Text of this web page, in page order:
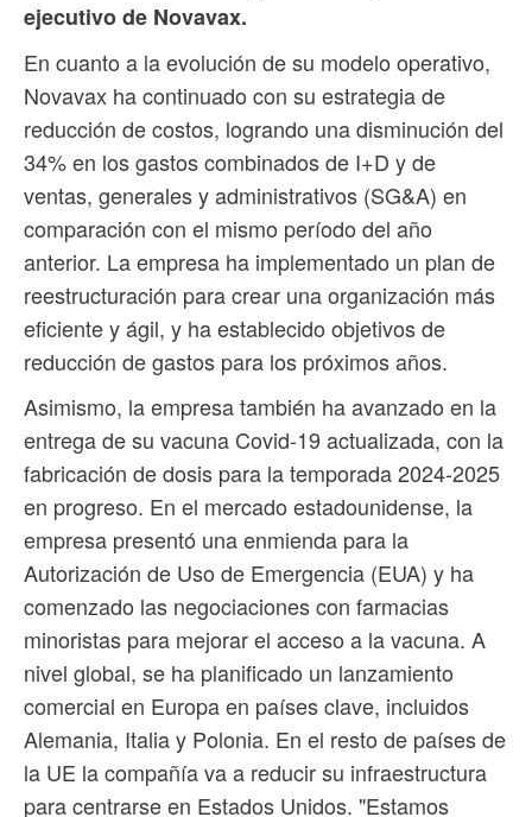
ejecutivo de Novavax.
En cuanto a la evolución de su modelo operativo,
Novavax ha continuado con su estrategia de
reducción de costos, logrando una disminución del
34% en los gastos combinados de I+D y de
ventas, generales y administrativos (SG&A) en
comparación con el mismo período del año
anterior. La empresa ha implementado un plan de
reestructuración para crear una organización más
eficiente y ágil, y ha establecido objetivos de
reducción de gastos para los próximos años.
Asimismo, la empresa también ha avanzado en la
entrega de su vacuna Covid-19 actualizada, con la
fabricación de dosis para la temporada 2024-2025
en progreso. En el mercado estadounidense, la
empresa presentó una enmienda para la
Autorización de Uso de Emergencia (EUA) y ha
comenzado las negociaciones con farmacias
minoristas para mejorar el acceso a la vacuna. A
nivel global, se ha planificado un lanzamiento
comercial en Europa en países clave, incluidos
Alemania, Italia y Polonia. En el resto de países de
la UE la compañía va a reducir su infraestructura
para centrarse en Estados Unidos. "Estamos